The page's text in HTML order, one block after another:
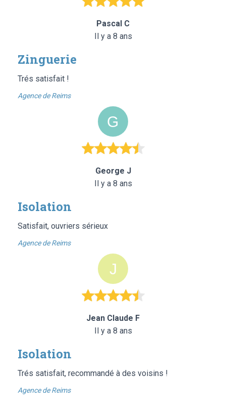
Pascal C
Il y a 8 ans
Zinguerie
Trés satisfait !
Agence de Reims
George J
Il y a 8 ans
Isolation
Satisfait, ouvriers sérieux
Agence de Reims
Jean Claude F
Il y a 8 ans
Isolation
Trés satisfait, recommandé à des voisins !
Agence de Reims